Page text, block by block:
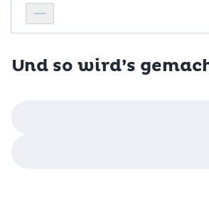
Personenanzahl verringern
Personenanzahl
Und so wird’s